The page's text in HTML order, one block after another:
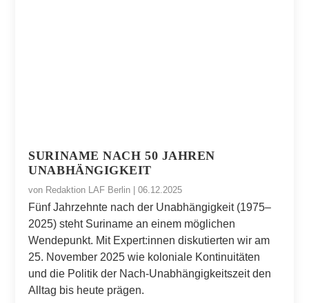
SURINAME NACH 50 JAHREN
UNABHÄNGIGKEIT
von Redaktion LAF Berlin |06.12.2025
Fünf Jahrzehnte nach der Unabhängigkeit (1975–
2025) steht Suriname an einem möglichen
Wendepunkt. Mit Expert:innen diskutierten wir am
25. November 2025 wie koloniale Kontinuitäten
und die Politik der Nach-Unabhängigkeitszeit den
Alltag bis heute prägen.